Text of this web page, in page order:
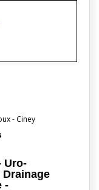
- Ciney
Uro-
-